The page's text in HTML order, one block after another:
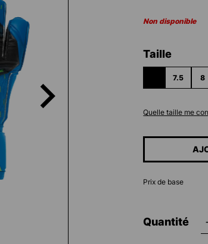
Non disponible
Sélectionnez
Taille
(CETTE
7.5 8
Quelle taille me
Prix de base
Quantité